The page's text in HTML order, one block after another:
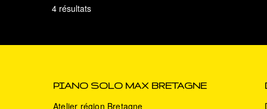
Pianos droit
Vente
Piano droit Kawaï hauteur: 123
4 résultats
PIANO SOLO MAX BRETAGNE
Atelier région Bretagne